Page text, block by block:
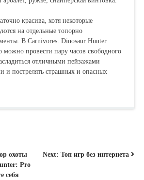
красива, хотя некоторые
на отдельные топорно
В Carnivores: Dinosaur Hunter
можно провести пару часов свободного
отличными пейзажами
и пострелять страшных и опасных
охоты
Pro
себя
Next: Топ игр без интернета